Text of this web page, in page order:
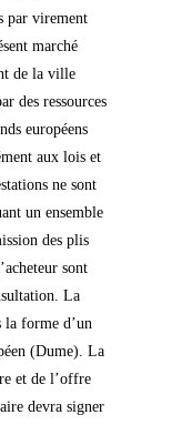
par virement
marché
de la ville
des ressources
européens
aux lois et
ne sont
un ensemble
des plis
sont
La
la forme d’un
(Dume). La
et de l’offre
devra signer